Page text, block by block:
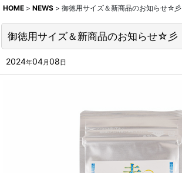
HOME > NEWS > 御徳用サイズ＆新商品のお知らせ☆彡
御徳用サイズ＆新商品のお知らせ☆彡
2024年04月 08 日